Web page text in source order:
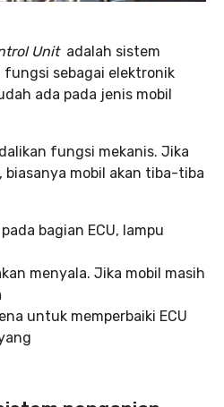
Unit adalah sistem
fungsi sebagai elektronik
ada pada jenis mobil
fungsi mekanis. Jika
biasanya mobil akan tiba-tiba
bagian ECU, lampu
menyala. Jika mobil masih
untuk memperbaiki ECU